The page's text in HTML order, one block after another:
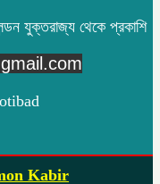
যুক্তরাজ্য থেকে প্রকাশি
Kabir